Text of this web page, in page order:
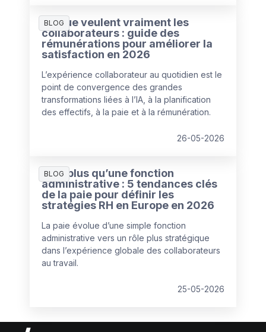
BLOG
Ce que veulent vraiment les
collaborateurs : guide des
rémunérations pour améliorer la
satisfaction en 2026
L’expérience collaborateur au quotidien est le
point de convergence des grandes
transformations liées à l’IA, à la planification
des effectifs, à la paie et à la rémunération.
26-05-2026
BLOG
Bien plus qu’une fonction
administrative : 5 tendances clés
de la paie pour définir les
stratégies RH en Europe en 2026
La paie évolue d’une simple fonction
administrative vers un rôle plus stratégique
dans l’expérience globale des collaborateurs
au travail.
25-05-2026